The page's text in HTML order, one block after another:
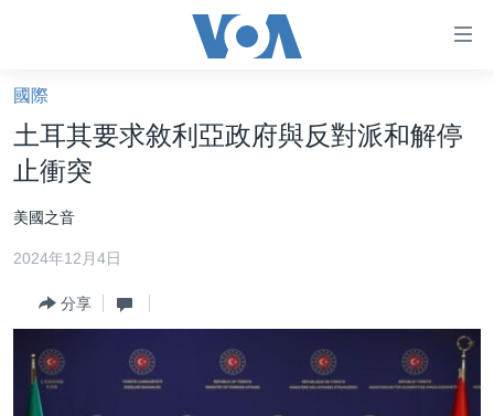
礙
鏈
接
跳
轉
內
美國大選2024
海外港人
新聞自由
揭謊頻道
國際
土耳其要求敘利亞政府與反對派和解停
止衝突
美國之音
2024年12月4日
分享